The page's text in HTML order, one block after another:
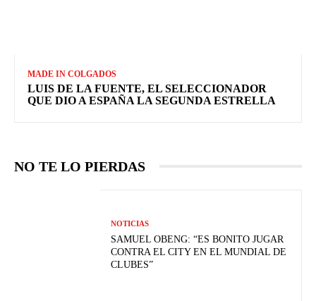
MADE IN COLGADOS
LUIS DE LA FUENTE, EL SELECCIONADOR
QUE DIO A ESPAÑA LA SEGUNDA ESTRELLA
NO TE LO PIERDAS
NOTICIAS
SAMUEL OBENG: “ES BONITO JUGAR
CONTRA EL CITY EN EL MUNDIAL DE
CLUBES”